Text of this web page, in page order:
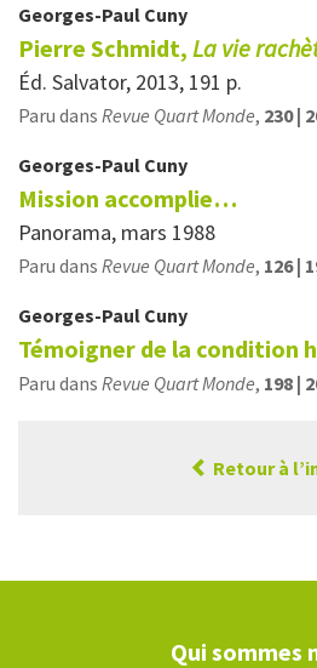
Georges-Paul Cuny
Pierre Schmidt, La vie
Éd. Salvator, 2013, 191 p.
Paru dans Revue Quart Monde, 230 |
Georges-Paul Cuny
Mission accomplie…
Panorama, mars 1988
Paru dans Revue Quart Monde, 126 |
Georges-Paul Cuny
Témoigner de la condition
Paru dans Revue Quart Monde, 198 |
Retour à
Qui sommes